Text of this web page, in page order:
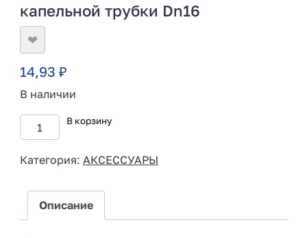
капельной трубки Dn16
❤
14,93 ₽
В наличии
В корзину
Категория: АКСЕССУАРЫ
Описание